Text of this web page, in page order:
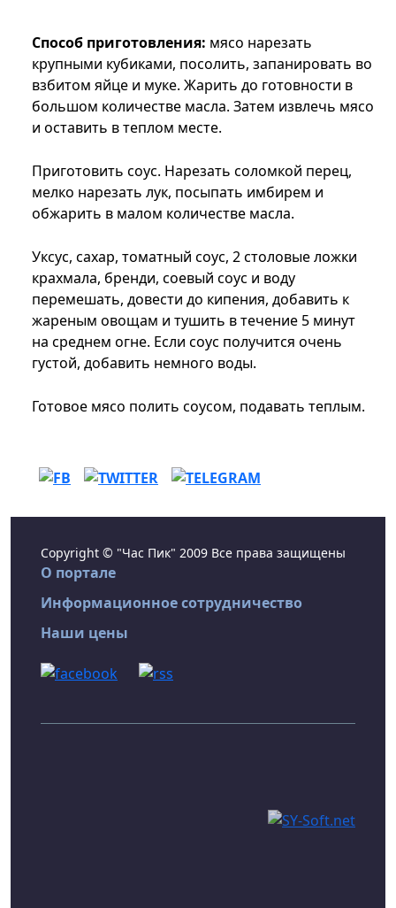
Способ приготовления: мясо нарезать
крупными кубиками, посолить, запанировать во
взбитом яйце и муке. Жарить до готовности в
большом количестве масла. Затем извлечь мясо
и оставить в теплом месте.
Приготовить соус. Нарезать соломкой перец,
мелко нарезать лук, посыпать имбирем и
обжарить в малом количестве масла.
Уксус, сахар, томатный соус, 2 столовые ложки
крахмала, бренди, соевый соус и воду
перемешать, довести до кипения, добавить к
жареным овощам и тушить в течение 5 минут
на среднем огне. Если соус получится очень
густой, добавить немного воды.
Готовое мясо полить соусом, подавать теплым.
Copyright © "Час Пик" 2009 Все права защищены
О портале
Информационное сотрудничество
Наши цены